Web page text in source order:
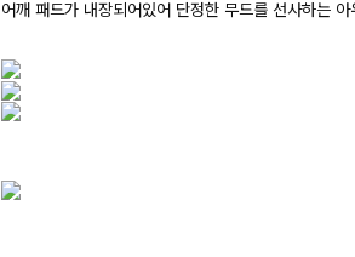
어깨 패드가 내장되어있어 단정한 무드를 선사하는 아